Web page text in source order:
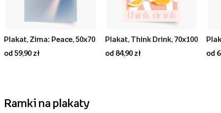
Plakat, Zima: Peace, 50x70
od 59,90 zł
Plakat, Think Drink, 70x100
od 84,90 zł
od
Ramki na plakaty